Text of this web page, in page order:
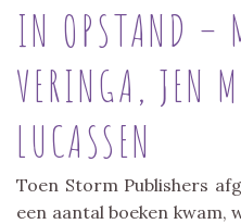
IN OPSTAND –
VERINGA, JEN
LUCASSEN
Toen Storm Publishers
een aantal boeken kwam,